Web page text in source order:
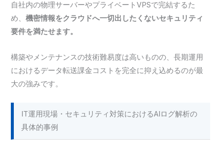
自社内の物理サーバーやプライベートVPSで完結するた
め、機密情報をクラウドへ一切出したくないセキュリティ
要件を満たせます。
構築やメンテナンスの技術難易度は高いものの、長期運用
におけるデータ転送課金コストを完全に抑え込めるのが最
大の強みです。
IT運用現場・セキュリティ対策におけるAIログ解析の
具体的事例